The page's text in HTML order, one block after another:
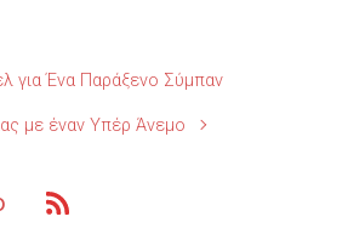
για Ένα Παράξενο Σύμπαν
με έναν Υπέρ Άνεμο